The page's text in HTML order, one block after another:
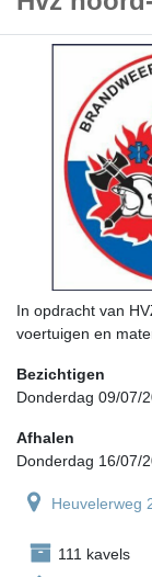
In opdracht van
voertuigen en
Bezichtigen
Donderdag 09/07/
Afhalen
Donderdag 16/07/
Heuvelerweg
111 kavels